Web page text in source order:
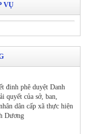
VỤ
đinh phê duyệt Danh
quyết của sở, ban,
dân cấp xã thực hiện
Dương